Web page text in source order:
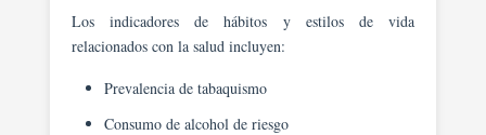
Los indicadores de hábitos y estilos de vida
relacionados con la salud incluyen:
Prevalencia de tabaquismo
Consumo de alcohol de riesgo